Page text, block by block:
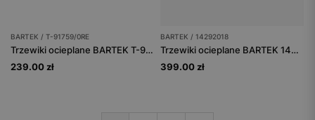
BARTEK / T-91759/0RE
Trzewiki ocieplane BARTEK T-91759/0RE, dla chłopców, szaro-niebieski
239.00 zł
BARTEK / 14292018
Trzewiki ocieplane BARTEK 14292018, czarno-szary
399.00 zł